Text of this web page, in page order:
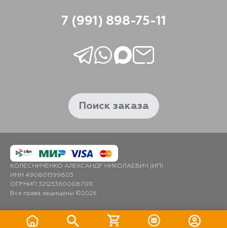
7 (991) 898-75-11
Поиск заказа
КОЛЕСНИЧЕНКО АЛЕКСАНДР НИКОЛАЕВИЧ (ИП)
ИНН 490801599803
ОГРНИП 321253600087011
Все права защищены ©2026